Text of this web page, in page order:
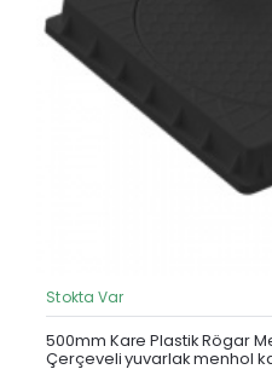
Stokta Var
500mm Kare Plastik Rögar
Çerçeveli yuvarlak menhol